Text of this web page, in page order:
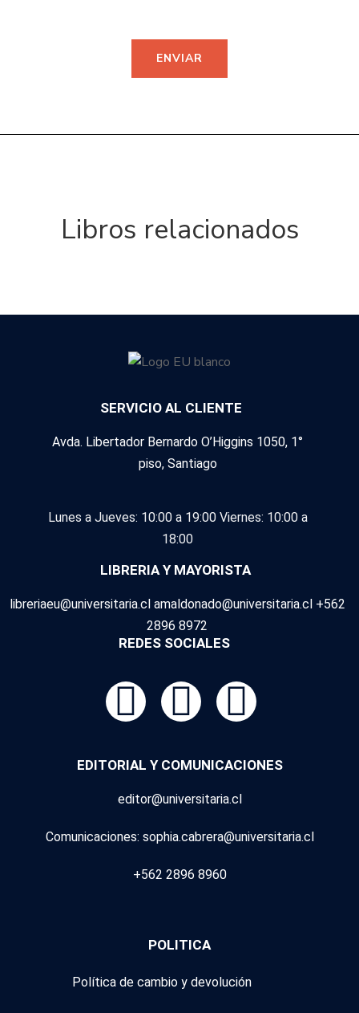
Libros relacionados
SERVICIO AL CLIENTE
Avda. Libertador Bernardo O’Higgins 1050, 1°
piso, Santiago
Lunes a Jueves: 10:00 a 19:00 Viernes: 10:00 a
18:00
LIBRERIA Y MAYORISTA
libreriaeu@universitaria.cl amaldonado@universitaria.cl +562
2896 8972
REDES SOCIALES
EDITORIAL Y COMUNICACIONES
editor@universitaria.cl
Comunicaciones: sophia.cabrera@universitaria.cl
+562 2896 8960
POLITICA
Política de cambio y devolución